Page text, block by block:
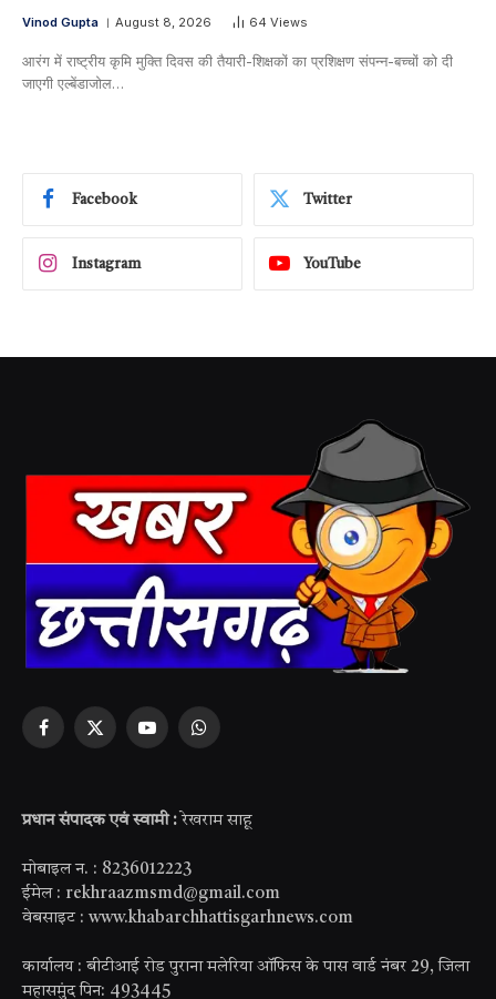
Vinod Gupta August 8, 2026 64 Views
आरंग में राष्ट्रीय कृमि मुक्ति दिवस की तैयारी-शिक्षकों का प्रशिक्षण संपन्न-बच्चों को दी
जाएगी एल्बेंडाजोल…
Facebook Twitter
Instagram YouTube
Facebook
X
YouTubeWhatsApp
प्रधान संपादक एवं स्वामी : रेखराम साहू
मोबाइल न. : 8236012223
ईमेल : rekhraazmsmd@gmail.com
वेबसाइट : www.khabarchhattisgarhnews.com
कार्यालय : बीटीआई रोड पुराना मलेरिया ऑफिस के पास वार्ड नंबर 29, जिला
महासमुंद पिन: 493445